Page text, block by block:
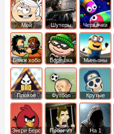
Мой
шумный
дом
Шутеры Червячки
Бомж хобо
Воришка
боб
Миньоны
Плохое
мороженое
Футбол
головами
Крутые
Энгри Берс
Побег из
На 1